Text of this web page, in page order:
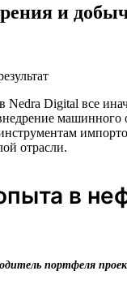
и
Nedra Digital все
отрасли.
в
портфеля